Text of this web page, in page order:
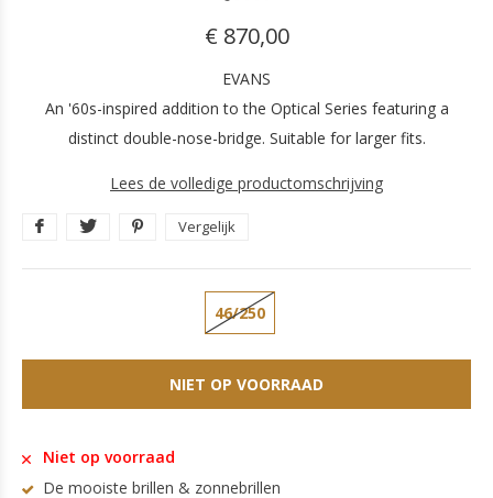
€ 870,00
EVANS
An '60s-inspired addition to the Optical Series featuring a
distinct double-nose-bridge. Suitable for larger fits.
Lees de volledige productomschrijving
Vergelijk
46/250
NIET OP VOORRAAD
Niet op voorraad
De mooiste brillen & zonnebrillen